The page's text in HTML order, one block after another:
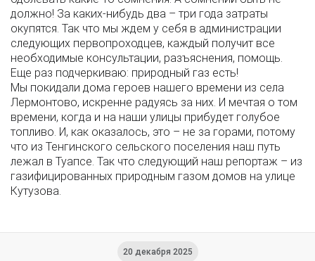
должно! За каких-нибудь два – три года затраты
окупятся. Так что мы ждем у себя в администрации
следующих первопроходцев, каждый получит все
необходимые консультации, разъяснения, помощь.
Еще раз подчеркиваю: природный газ есть!
Мы покидали дома героев нашего времени из села
Лермонтово, искренне радуясь за них. И мечтая о том
времени, когда и на наши улицы прибудет голубое
топливо. И, как оказалось, это – не за горами, потому
что из Тенгинского сельского поселения наш путь
лежал в Туапсе. Так что следующий наш репортаж – из
газифицированных природным газом домов на улице
Кутузова.
20 декабря 2025